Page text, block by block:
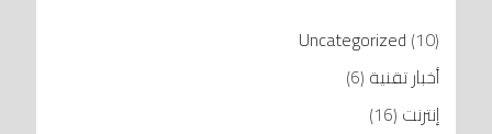
Uncategorized (10)
أخبار تقنية (6)
إنترنت (16)